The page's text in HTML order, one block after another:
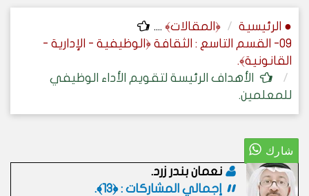
● الرئيسية ﴿المقالات﴾ ....
09- القسم التاسع : الثقافة ﴿الوظيفية - الإدارية -
القانونية﴾.
الأهداف الرئيسة لتقويم الأداء الوظيفي
للمعلمين.
نعمان بندر زرد.
إجمالي المشاركات : ﴿13﴾.